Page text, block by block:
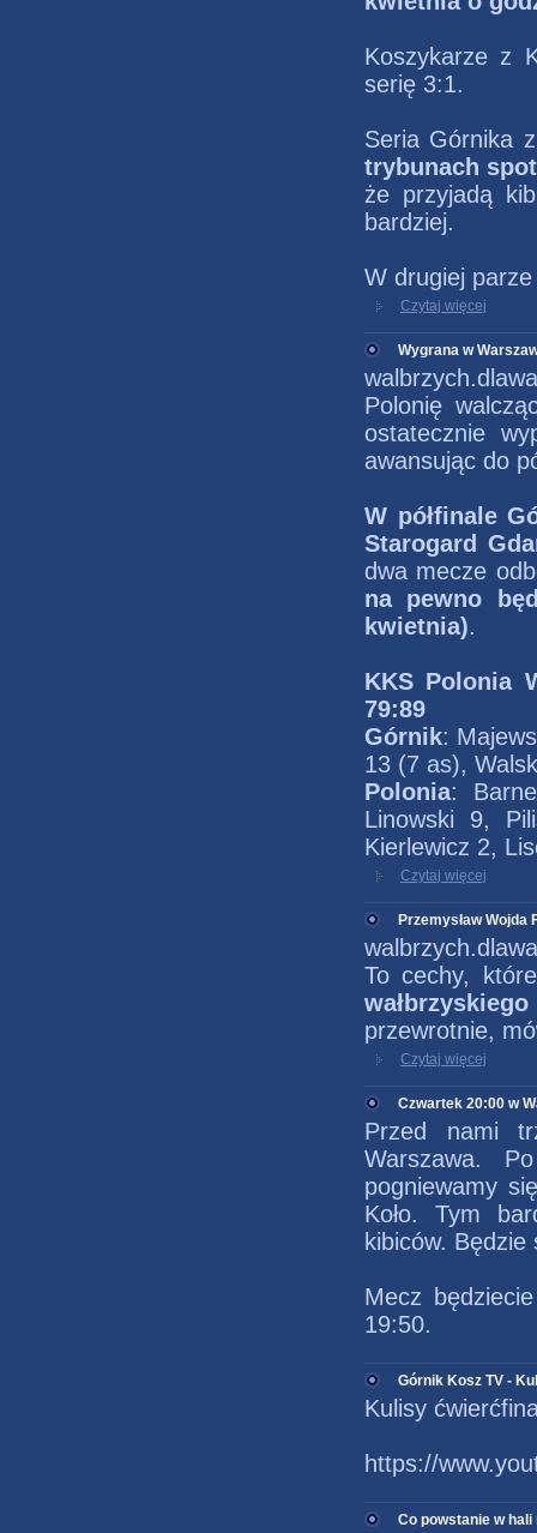
Koszykarze z
serię 3:1.
Seria Górnika
trybunach
że przyjadą
bardziej.
W drugiej
Czytaj więcej
Wygrana w
Polonię
ostatecznie
awansując do
W półfinale
Starogard
dwa mecze
na pewno
kwietnia).
KKS Polonia
79:89
Górnik:
13 (7 as),
Polonia:
Linowski 9,
Kierlewicz 2,
Czytaj więcej
Przemysław Wojda
To cechy,
przewrotnie,
Czytaj więcej
Czwartek 20:00 w
Przed nami
Warszawa.
pogniewamy
Koło. Tym
kibiców. Będzie
Mecz
19:50.
Górnik Kosz TV -
Kulisy
https://
Co powstanie w